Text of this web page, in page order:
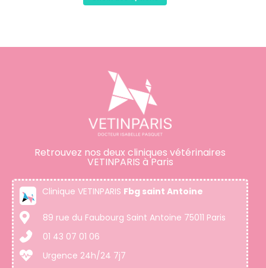
Retrouvez nos deux cliniques vétérinaires
VETINPARIS à Paris
Clinique VETINPARIS Fbg saint Antoine
89 rue du Faubourg Saint Antoine 75011 Paris
01 43 07 01 06
Urgence 24h/24 7j7